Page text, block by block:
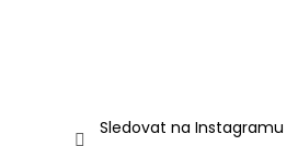
Sledovat na Instagramu